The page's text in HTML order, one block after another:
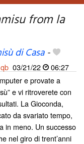
from la
di Casa-
03/21/22
06:27
e provate a
e vi ritroverete con
La Gioconda,
da svariato tempo,
in meno. Un successo
nel giro di trent’anni